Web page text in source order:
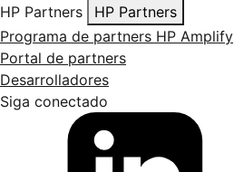
HP Partners
HP Partners
Programa de partners HP Amplify
Portal de partners
Desarrolladores
Siga conectado